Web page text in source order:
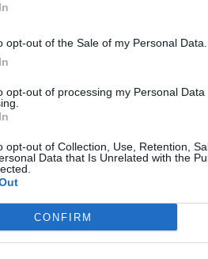
opt-out of the Sale of my Personal Data.
opt-out of processing my Personal Data
opt-out of Collection, Use, Retention,
Data that Is Unrelated with the
CONFIRM
siano in realtà più ampie rispetto
estremamente solida grazie al
, quindi ha il potere economico di
che ne hanno portato alla
e della ricomparsa dei gruppi
che riguarda fondamentalmente
delle transazioni in criptovaluta e la
di interruzioni e ritorni continui anche